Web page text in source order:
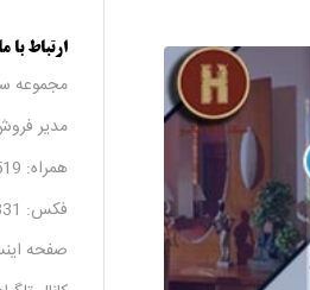
ارتباط با ما
مجموعه
مدیر
همراه:
فکس:
صفحه